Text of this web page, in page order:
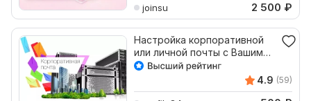
joinsu 2 500 ₽
Настройка корпоративной
или личной почты с Вашим
доменом на mail.ru
4.9 (59)